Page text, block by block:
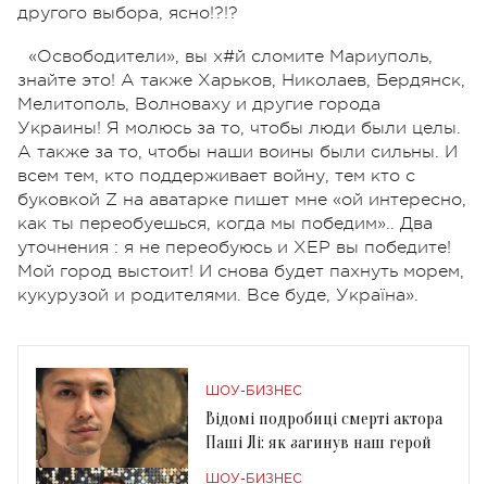
другого выбора, ясно!?!?
«Освободители», вы х#й сломите Мариуполь,
знайте это! А также Харьков, Николаев, Бердянск,
Мелитополь, Волноваху и другие города
Украины! Я молюсь за то, чтобы люди были целы.
А также за то, чтобы наши воины были сильны. И
всем тем, кто поддерживает войну, тем кто с
буковкой Z на аватарке пишет мне «ой интересно,
как ты переобуешься, когда мы победим».. Два
уточнения : я не переобуюсь и ХЕР вы победите!
Мой город выстоит! И снова будет пахнуть морем,
кукурузой и родителями. Все буде, Україна».
ШОУ-БИЗНЕС
Відомі подробиці смерті актора
Паші Лі: як загинув наш герой
ШОУ-БИЗНЕС